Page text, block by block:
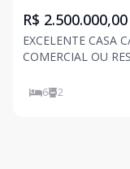
R$ 2.500.000,00
EXCELENTE CASA
COMERCIAL OU
amplas, escritório,
área de serviço,
6 2